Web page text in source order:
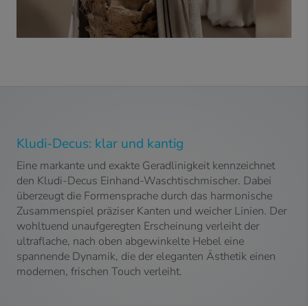
Kludi-Decus: klar und kantig
Eine markante und exakte Geradlinigkeit kennzeichnet
den Kludi-Decus Einhand-Waschtischmischer. Dabei
überzeugt die Formensprache durch das harmonische
Zusammenspiel präziser Kanten und weicher Linien. Der
wohltuend unaufgeregten Erscheinung verleiht der
ultraflache, nach oben abgewinkelte Hebel eine
spannende Dynamik, die der eleganten Ästhetik einen
modernen, frischen Touch verleiht.